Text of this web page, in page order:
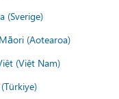
(Sverige)
(Aotearoa)
(Việt Nam)